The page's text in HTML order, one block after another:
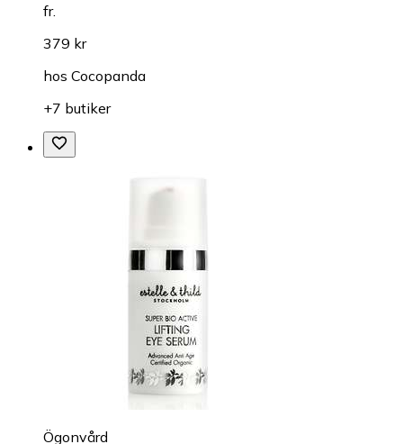
fr.
379 kr
hos Cocopanda
+7 butiker
Ögonvård